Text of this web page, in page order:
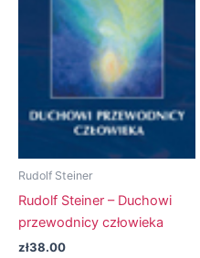
Rudolf Steiner
Rudolf Steiner – Duchowi
przewodnicy człowieka
zł38.00